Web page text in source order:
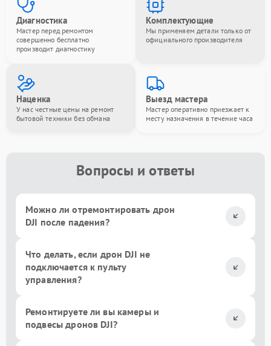
Диагностика
Мастер перед ремонтом
совершенно бесплатно
производит диагностику
Комплектующие
Мы применяем детали только от
официального производителя
Наценка
У нас честные цены на ремонт
бытовой техники без обмана
Выезд мастера
Мастер оперативно приезжает к
месту назначения в течение часа
Вопросы и ответы
Можно ли отремонтировать дрон
DJI после падения?
Что делать, если дрон DJI не
подключается к пульту
управления?
Ремонтируете ли вы камеры и
подвесы дронов DJI?